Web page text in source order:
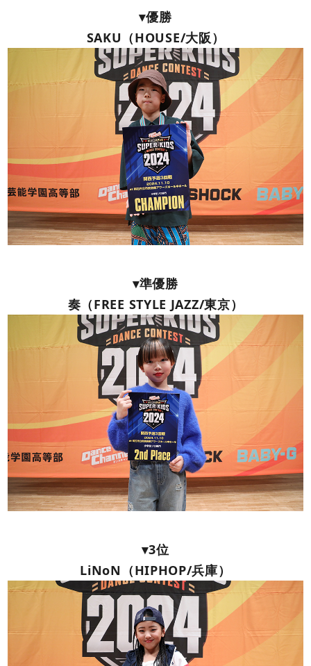
▾優勝
SAKU（HOUSE/大阪）
▾準優勝
奏（FREE STYLE JAZZ/東京）
▾3位
LiNoN（HIPHOP/兵庫）